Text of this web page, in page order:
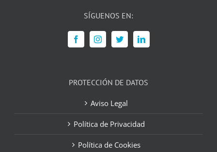
SÍGUENOS EN:
PROTECCIÓN DE DATOS
Aviso Legal
Política de Privacidad
Política de Cookies